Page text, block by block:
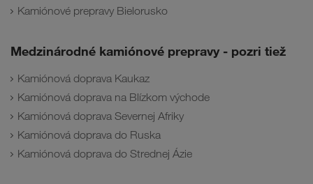
Kamiónové prepravy Bielorusko
Medzinárodné kamiónové prepravy - pozri tiež
Kamiónová doprava Kaukaz
Kamiónová doprava na Blízkom východe
Kamiónová doprava Severnej Afriky
Kamiónová doprava do Ruska
Kamiónová doprava do Strednej Ázie